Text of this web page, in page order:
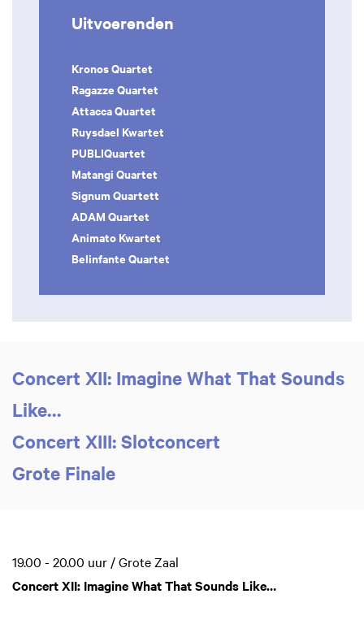
Uitvoerenden
Kronos Quartet
Ragazze Quartet
Attacca Quartet
Ruysdael Kwartet
PUBLIQuartet
Matangi Quartet
Signum Quartett
ADAM Quartet
Animato Kwartet
Belinfante Quartet
Concert XII: Imagine What That Sounds
Like…
Concert XIII: Slotconcert
Grote Finale
19.00 - 20.00 uur / Grote Zaal
Concert XII: Imagine What That Sounds Like…